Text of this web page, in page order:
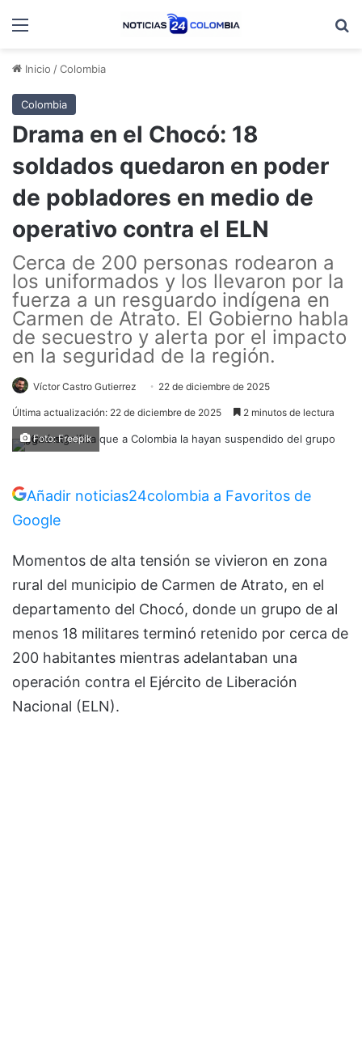
Menú
Inicio /Colombia
Colombia
Drama en el Chocó: 18
soldados quedaron en poder
de pobladores en medio de
operativo contra el ELN
Cerca de 200 personas rodearon a
los uniformados y los llevaron por la
fuerza a un resguardo indígena en
Carmen de Atrato. El Gobierno habla
de secuestro y alerta por el impacto
en la seguridad de la región.
Víctor Castro Gutierrez 22 de diciembre de 2025
Última actualización: 22 de diciembre de 2025 2 minutos de lectura
Foto: Freepik
Añadir noticias24colombia a Favoritos de
Google
Momentos de alta tensión se vivieron en zona
rural del municipio de Carmen de Atrato, en el
departamento del Chocó, donde un grupo de al
menos 18 militares terminó retenido por cerca de
200 habitantes mientras adelantaban una
operación contra el Ejército de Liberación
Nacional (ELN).